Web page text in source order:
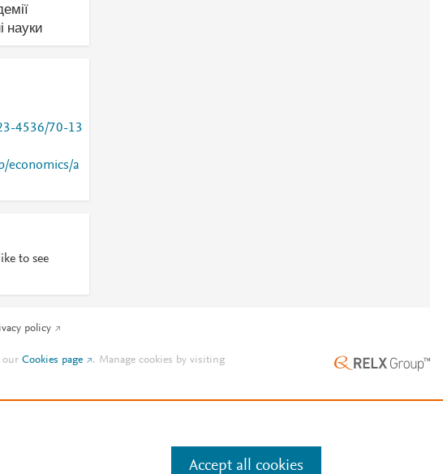
науки
4536/70-13
economics/a
to see
policy
ourCookies page . Manage cookies by visiting
Accept all cookies